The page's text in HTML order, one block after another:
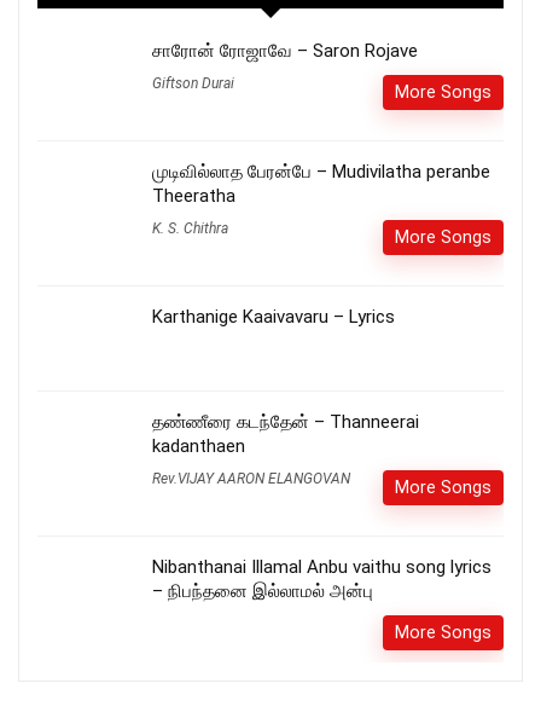
சாரோன் ரோஜாவே – Saron Rojave
Giftson Durai More Songs
முடிவில்லாத பேரன்பே – Mudivilatha peranbe
Theeratha
K. S. Chithra More Songs
Karthanige Kaaivavaru – Lyrics
தண்ணீரை கடந்தேன் – Thanneerai
kadanthaen
Rev.VIJAY AARON ELANGOVAN More Songs
Nibanthanai Illamal Anbu vaithu song lyrics
– நிபந்தனை இல்லாமல் அன்பு
More Songs